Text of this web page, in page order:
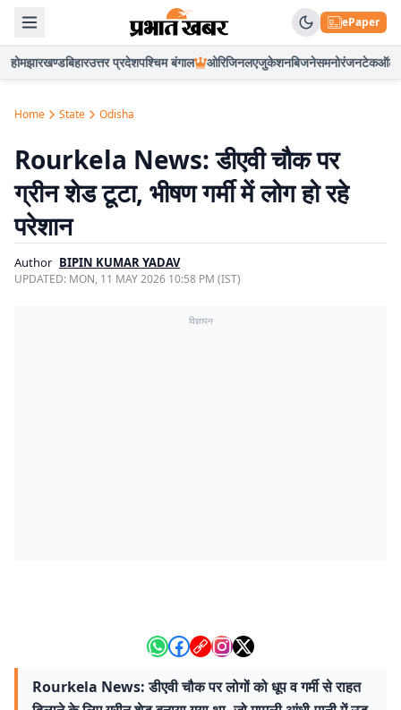
ePaper
होमझारखण्डबिहारउत्तर प्रदेशपश्चिम बंगाल ओरिजिनलएजुकेशनबिजनेसमनोरंजनटेकऑटो
Home State Odisha
Rourkela News: डीएवी चौक पर
ग्रीन शेड टूटा, भीषण गर्मी में लोग हो रहे
परेशान
Author BIPIN KUMAR YADAV
UPDATED: MON, 11 MAY 2026 10:58 PM (IST)
विज्ञापन
Rourkela News: डीएवी चौक पर लोगों को धूप व गर्मी से राहत